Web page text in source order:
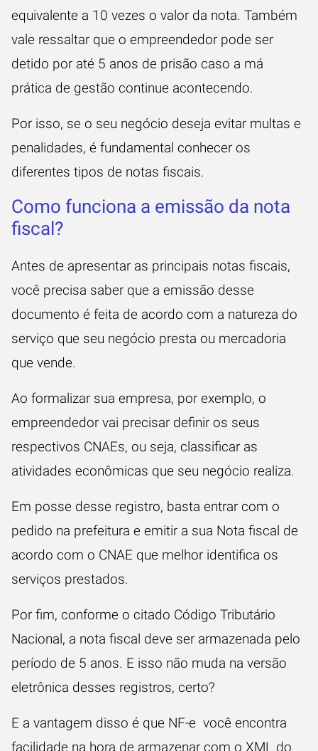
equivalente a 10 vezes o valor da nota. Também
vale ressaltar que o empreendedor pode ser
detido por até 5 anos de prisão caso a má
prática de gestão continue acontecendo.
Por isso, se o seu negócio deseja evitar multas e
penalidades, é fundamental conhecer os
diferentes tipos de notas fiscais.
Como funciona a emissão da nota
fiscal?
Antes de apresentar as principais notas fiscais,
você precisa saber que a emissão desse
documento é feita de acordo com a natureza do
serviço que seu negócio presta ou mercadoria
que vende.
Ao formalizar sua empresa, por exemplo, o
empreendedor vai precisar definir os seus
respectivos CNAEs, ou seja, classificar as
atividades econômicas que seu negócio realiza.
Em posse desse registro, basta entrar com o
pedido na prefeitura e emitir a sua Nota fiscal de
acordo com o CNAE que melhor identifica os
serviços prestados.
Por fim, conforme o citado Código Tributário
Nacional, a nota fiscal deve ser armazenada pelo
período de 5 anos. E isso não muda na versão
eletrônica desses registros, certo?
E a vantagem disso é que NF-e você encontra
facilidade na hora de armazenar com o XML do